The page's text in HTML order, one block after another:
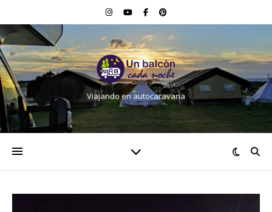
Viajando en autocaravana